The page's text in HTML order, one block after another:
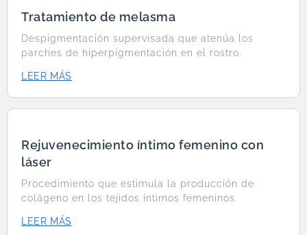
Tratamiento de melasma
Despigmentación supervisada que atenúa los
parches de hiperpigmentación en el rostro.
LEER MÁS
Rejuvenecimiento íntimo femenino con
láser
Procedimiento que estimula la producción de
colágeno en los tejidos íntimos femeninos.
LEER MÁS